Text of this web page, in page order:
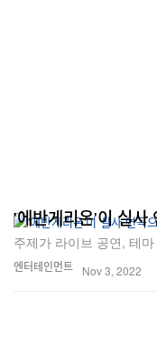
엔터테인먼트
'에반게리온'이 실사
주제가 라이브 공연, 테
Nov 3, 2022